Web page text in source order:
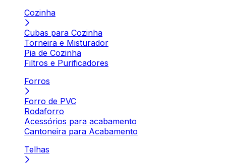
Cozinha
Cubas para Cozinha
Torneira e Misturador
Pia de Cozinha
Filtros e Purificadores
Forros
Forro de PVC
Rodaforro
Acessórios para acabamento
Cantoneira para Acabamento
Telhas